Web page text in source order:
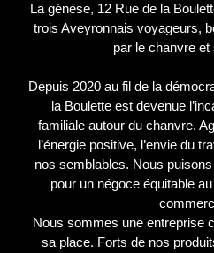
La génèse, 12 Rue de la
trois Aveyronnais voyageurs,
par le chanvre
Depuis 2020 au fil de la
la Boulette est devenue
familiale autour du chanvre.
l’énergie positive, l’envie du
nos semblables. Nous
pour un négoce équitable
Nous sommes une entreprise
sa place. Forts de nos